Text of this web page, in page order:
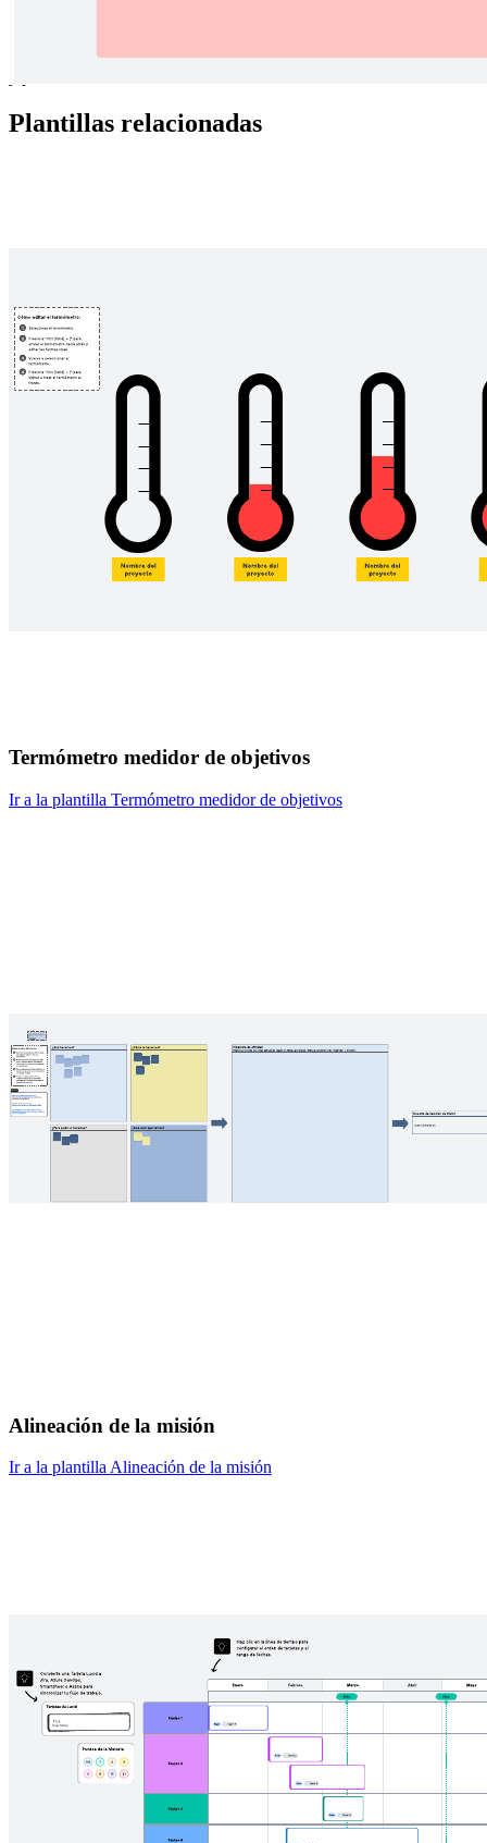
todos los detalles que sean necesarios, llevar un control de las fechas
Plantillas relacionadas
Termómetro medidor de objetivos
Ir a la plantilla Termómetro medidor de objetivos
Alineación de la misión
Ir a la plantilla Alineación de la misión